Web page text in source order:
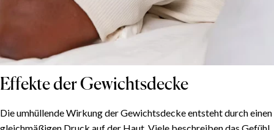
Effekte der Gewichtsdecke
Die umhüllende Wirkung der Gewichtsdecke entsteht durch einen